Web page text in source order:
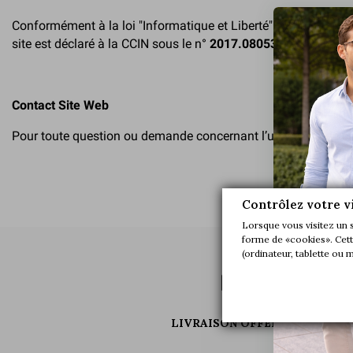
Conformément à la loi "Informatique et Liberté" du 06
site est déclaré à la CCIN sous le n° 2017.08053.
Contact Site Web
Pour toute question ou demande concernant l’utilisation de
LIVRAISON OFFERTE*
Contrôlez votre
Lorsque vous visitez un
forme de «cookies».
(ordinateur, tablette ou